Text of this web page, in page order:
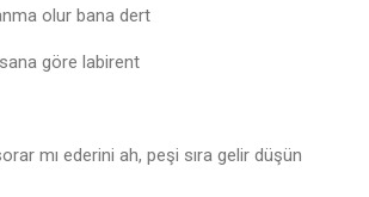
olur bana dert
göre labirent
mı ederini ah, peşi sıra gelir düşün